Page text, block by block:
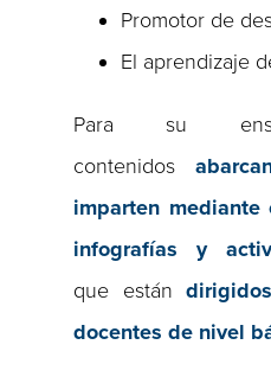
Promotor de
El aprendizaje
Para su
contenidos
imparten mediante
infografías y
que están
docentes de nivel